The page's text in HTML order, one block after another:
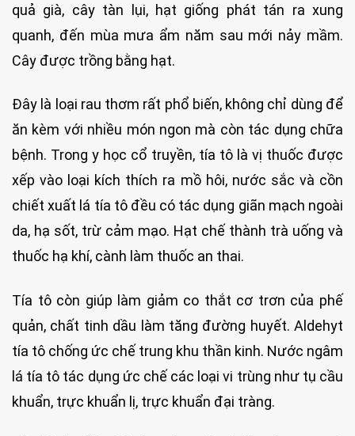
quả già, cây tàn lụi, hạt giống phát tán ra xung
quanh, đến mùa mưa ẩm năm sau mới nảy mầm.
Cây được trồng bằng hạt.
Đây là loại rau thơm rất phổ biến, không chỉ dùng để
ăn kèm với nhiều món ngon mà còn tác dụng chữa
bệnh. Trong y học cổ truyền, tía tô là vị thuốc được
xếp vào loại kích thích ra mồ hôi, nước sắc và cồn
chiết xuất lá tía tô đều có tác dụng giãn mạch ngoài
da, hạ sốt, trừ cảm mạo. Hạt chế thành trà uống và
thuốc hạ khí, cành làm thuốc an thai.
Tía tô còn giúp làm giảm co thắt cơ trơn của phế
quản, chất tinh dầu làm tăng đường huyết. Aldehyt
tía tô chống ức chế trung khu thần kinh. Nước ngâm
lá tía tô tác dụng ức chế các loại vi trùng như tụ cầu
khuẩn, trực khuẩn lị, trực khuẩn đại tràng.